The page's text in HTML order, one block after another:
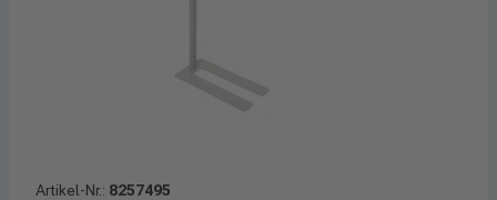
Artikel-Nr.: 8257495